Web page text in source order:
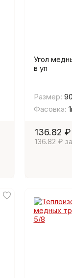
Угол
в уп
Размер:
Фасовка:
136.82 ₽
136.82 ₽